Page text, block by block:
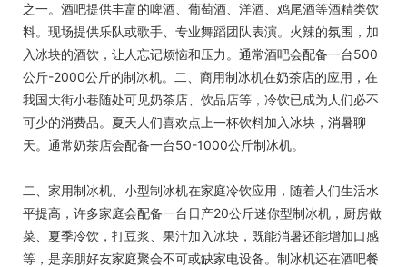
之一。酒吧提供丰富的啤酒、葡萄酒、洋酒、鸡尾酒等酒精类饮
料。现场提供乐队或歌手、专业舞蹈团队表演。火辣的氛围，加
入冰块的酒饮，让人忘记烦恼和压力。通常酒吧会配备一台500
公斤-2000公斤的制冰机。二、商用制冰机在奶茶店的应用，在
我国大街小巷随处可见奶茶店、饮品店等，冷饮已成为人们必不
可少的消费品。夏天人们喜欢点上一杯饮料加入冰块，消暑聊
天。通常奶茶店会配备一台50-1000公斤制冰机。
二、家用制冰机、小型制冰机在家庭冷饮应用，随着人们生活水
平提高，许多家庭会配备一台日产20公斤迷你型制冰机，厨房做
菜、夏季冷饮，打豆浆、果汁加入冰块，既能消暑还能增加口感
等，是亲朋好友家庭聚会不可或缺家电设备。制冰机还在酒吧餐